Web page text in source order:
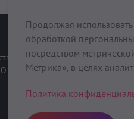
О нас
Продолжая использовать
обработкой
посредством
Метрика», в целях
Политика